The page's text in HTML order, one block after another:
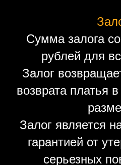
Сумма залога
рублей для
Залог
возврата платья
Залог является
гарантией от
серьезных